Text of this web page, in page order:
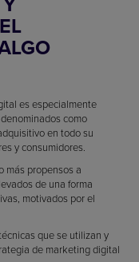
es especialmente
como
en todo su
y consumidores.
más propensos a
de una forma
motivados por el
que se utilizan y
de marketing digital